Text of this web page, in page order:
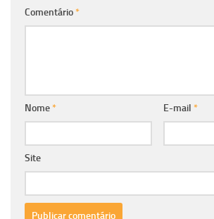
Comentário*
Nome* E-mail *
Site